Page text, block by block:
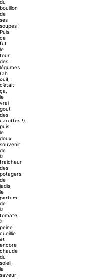
du
bouillon
de
ses
soupes !
Puis
ce
fut
le
tour
des
légumes
(ah
oui!,
c’était
ça,
le
vrai
gout
des
carottes !),
puis
le
doux
souvenir
de
la
fraîcheur
des
potagers
de
jadis,
le
parfum
de
la
tomate
à
peine
cueillie
et
encore
chaude
du
soleil,
la
saveur